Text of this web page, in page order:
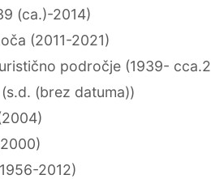
(ca.)-2014)
(2011-2021)
področje (1939-
(brez datuma))
2012)